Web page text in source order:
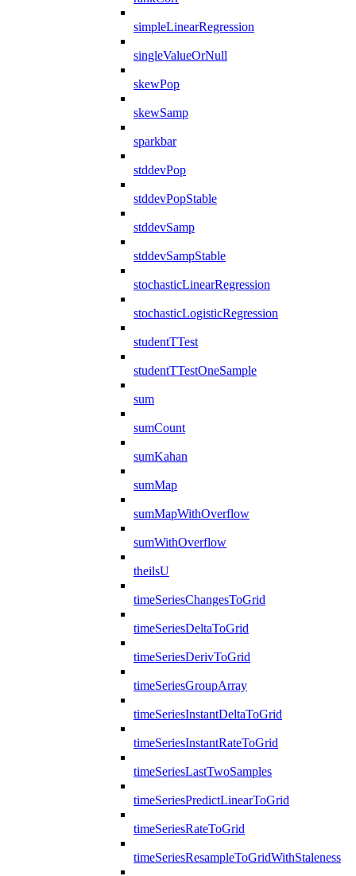
simpleLinearRegression
singleValueOrNull
skewPop
skewSamp
sparkbar
stddevPop
stddevPopStable
stddevSamp
stddevSampStable
stochasticLinearRegression
stochasticLogisticRegression
studentTTest
studentTTestOneSample
sum
sumCount
sumKahan
sumMap
sumMapWithOverflow
sumWithOverflow
theilsU
timeSeriesChangesToGrid
timeSeriesDeltaToGrid
timeSeriesDerivToGrid
timeSeriesGroupArray
timeSeriesInstantDeltaToGrid
timeSeriesInstantRateToGrid
timeSeriesLastTwoSamples
timeSeriesPredictLinearToGrid
timeSeriesRateToGrid
timeSeriesResampleToGridWithStaleness